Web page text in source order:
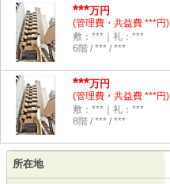
***万円
(管理費・共益費 ***円)
敷：***｜礼：***
6階 / *** / ***
***万円
(管理費・共益費 ***円)
敷：***｜礼：***
8階 / *** / ***
所在地